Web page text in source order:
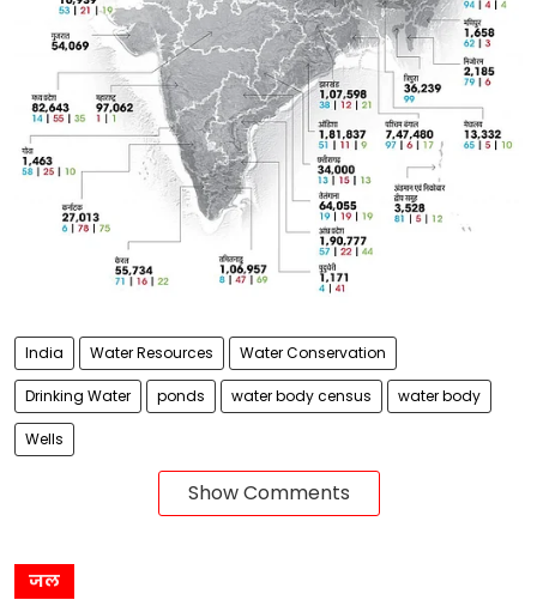
India Water Resources Water Conservation
Drinking Water ponds water body census water body
Wells
Show Comments
जल